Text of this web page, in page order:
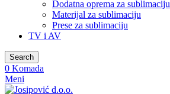
Dodatna oprema za sublimaciju
Materijal za sublimaciju
Prese za sublimaciju
TV i AV
Search
0 Komada
Meni